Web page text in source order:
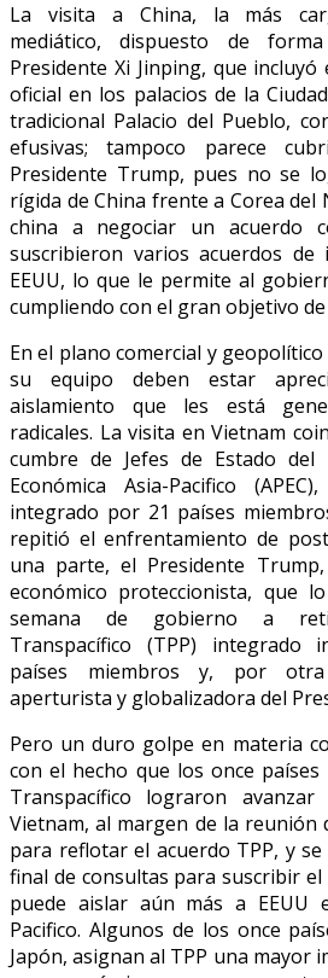
La visita a China, la más
mediático, dispuesto de
Presidente Xi Jinping, que
oficial en los palacios de la
tradicional Palacio del Pueblo,
efusivas; tampoco parece
Presidente Trump, pues no se
rígida de China frente a Corea del
china a negociar un acuerdo
suscribieron varios acuerdos de
EEUU, lo que le permite al
cumpliendo con el gran objetivo de
En el plano comercial y
su equipo deben estar
aislamiento que les está
radicales. La visita en Vietnam
cumbre de Jefes de Estado del
Económica Asia-Pacifico
integrado por 21 países
repitió el enfrentamiento de
una parte, el Presidente
económico proteccionista, que
semana de gobierno a
Transpacífico (TPP) integrado
países miembros y, por
aperturista y globalizadora del
Pero un duro golpe en materia
con el hecho que los once
Transpacífico lograron avanzar
Vietnam, al margen de la reunión
para reflotar el acuerdo TPP, y
final de consultas para suscribir
puede aislar aún más a EEUU
Pacifico. Algunos de los once
Japón, asignan al TPP una mayor